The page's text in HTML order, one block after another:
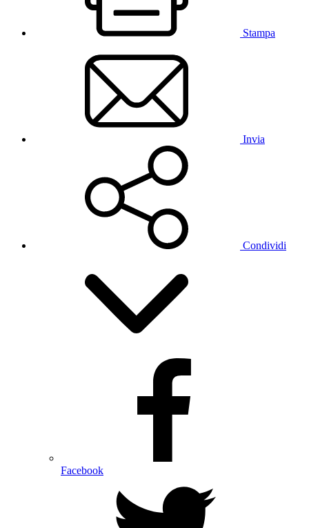
Stampa
Invia
Condividi
Facebook